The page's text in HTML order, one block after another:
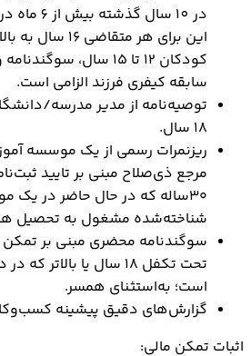
در 10 سال
این برای هر
کودکان ۱۲ تا ۱۵ سال،
سابقه کیفری فرزند الزامی است.
۱۸ سال.
ریزنمرات رسمی از یک موسسه
۳۰ساله که در حال حاضر در
شناخته‌شده مشغول به تحصیل
سوگندنامه محضری مبنی بر تمکن
تحت تکفل ۱۸ سال یا
است؛ به‌استثنای همسر.
گزارش‌های دقیق پیشینه
اثبات تمکن مالی: